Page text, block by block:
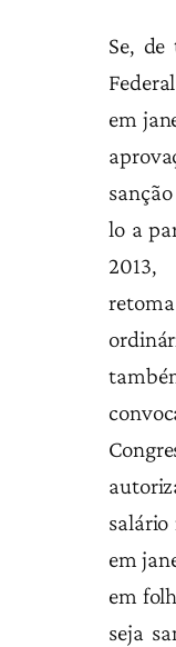
Se,
em
lo a
2013,
em
em
seja